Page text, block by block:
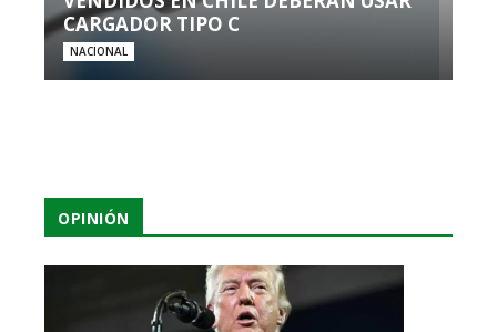
CARGADOR TIPO C
NACIONAL
OPINIÓN